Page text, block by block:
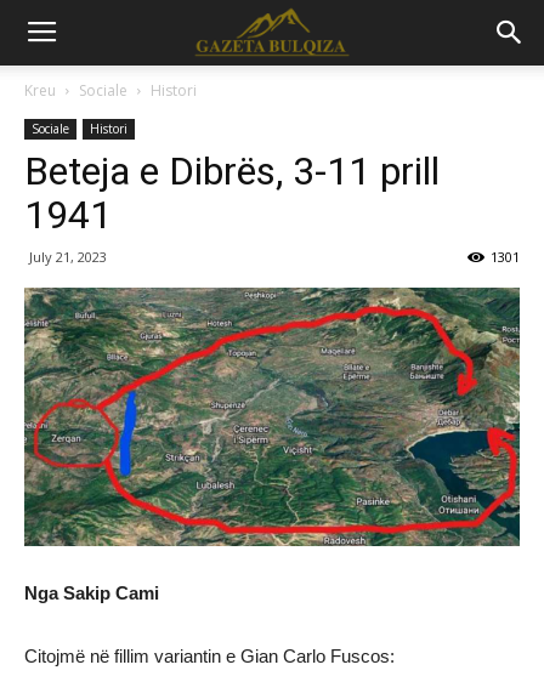
Kreu Sociale Histori
Sociale Histori
Beteja e Dibrës, 3-11 prill
1941
July 21, 2023 1301
Nga Sakip Cami
Citojmë në fillim variantin e Gian Carlo Fuscos: